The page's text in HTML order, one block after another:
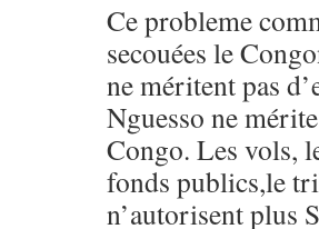
Ce probleme
secouées le
ne méritent pas
Nguesso ne
Congo. Les vols,
fonds publics,le
n’autorisent plus